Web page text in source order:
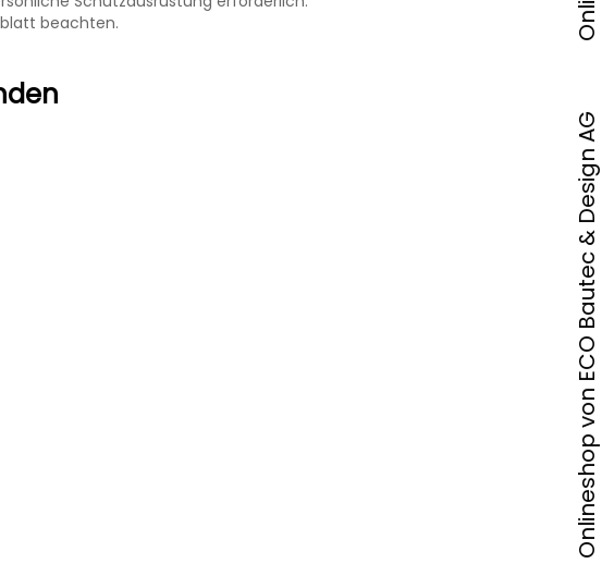
beachten.
Onlineshop von ECO Bautec & Design AG